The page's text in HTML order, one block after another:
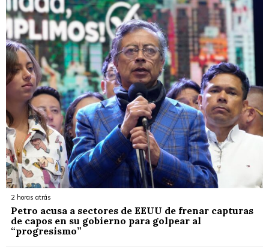
2 horas atrás
Petro acusa a sectores de EEUU de frenar capturas
de capos en su gobierno para golpear al
“progresismo”